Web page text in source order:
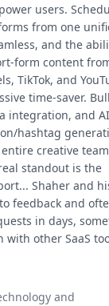
users.
from one
and the
form content
TikTok, and
time-saver.
integration, and
hashtag
creative
standout is the
Shaher and
feedback and
in days,
with other SaaS
and